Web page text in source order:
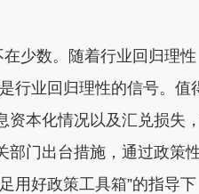
少数。随着行业回归理
行业回归理性的信号。值
本化情况以及汇兑损失
门出台措施，通过政策
用好政策工具箱”的指导